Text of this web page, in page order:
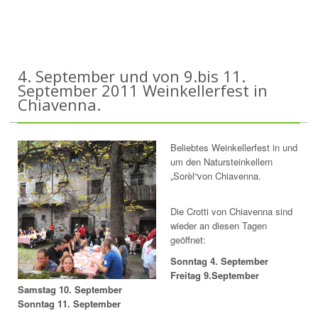
4. September und von 9.bis 11.
September 2011 Weinkellerfest in
Chiavenna.
Beliebtes Weinkellerfest in und
um den Natursteinkellern
„Sorèl“von Chiavenna.
Die Crotti von Chiavenna sind
wieder an diesen Tagen
geöffnet:
Sonntag 4. September
Freitag 9.September
Samstag 10. September
Sonntag 11. September